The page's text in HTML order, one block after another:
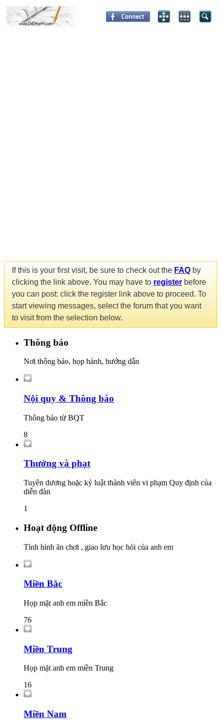
If this is your first visit, be sure to check out the FAQ by
clicking the link above. You may have to register before
you can post: click the register link above to proceed. To
start viewing messages, select the forum that you want
to visit from the selection below.
Thông báo
Nơi thông báo, họp hành, hướng dẫn
Nội quy & Thông báo
Thông báo từ BQT
8
Thưởng và phạt
Tuyên dương hoặc kỷ luật thành viên vi phạm Quy định của
diễn đàn
1
Hoạt động Offline
Tình hình ăn chơi , giao lưu học hỏi của anh em
Miền Bắc
Họp mặt anh em miền Bắc
76
Miền Trung
Họp mặt anh em miền Trung
16
Miền Nam